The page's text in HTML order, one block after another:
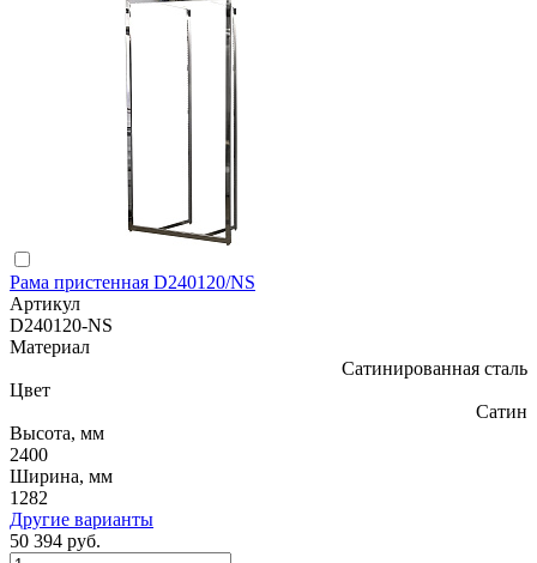
Рама пристенная D240120/NS
Артикул
D240120-NS
Материал
Сатинированная сталь
Цвет
Сатин
Высота, мм
2400
Ширина, мм
1282
Другие варианты
50 394 руб.